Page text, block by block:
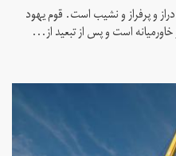
و پرفراز و نشیب است. قوم یهود
است و پس از تبعید از...